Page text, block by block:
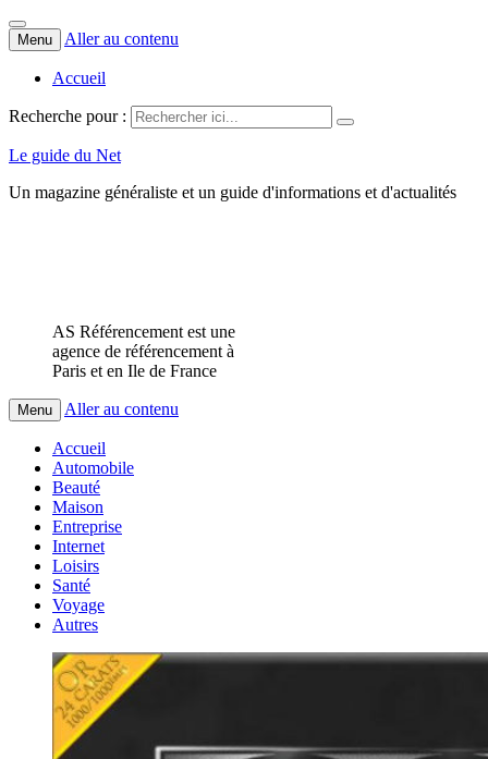
Menu Aller au contenu
Accueil
Recherche pour :
Le guide du Net
Un magazine généraliste et un guide d'informations et d'actualités
AS Référencement est une
agence de référencement à
Paris et en Ile de France
Menu Aller au contenu
Accueil
Automobile
Beauté
Maison
Entreprise
Internet
Loisirs
Santé
Voyage
Autres